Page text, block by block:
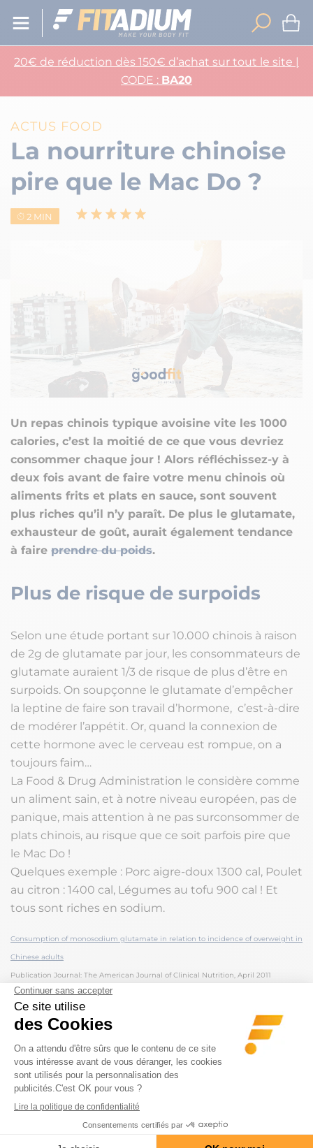
20€ de réduction dès 150€ d’achat sur tout le site |
CODE : BA20
ACTUS FOOD
La nourriture chinoise
pire que le Mac Do ?
2 MIN
Un repas chinois typique avoisine vite les 1000
calories, c’est la moitié de ce que vous devriez
consommer chaque jour ! Alors réfléchissez-y à
deux fois avant de faire votre menu chinois où
aliments frits et plats en sauce, sont souvent
plus riches qu’il n’y paraît. De plus le glutamate,
exhausteur de goût, aurait également tendance
à faire prendre du poids.
Plus de risque de surpoids
Selon une étude portant sur 10.000 chinois à raison
de 2g de glutamate par jour, les consommateurs de
glutamate auraient 1/3 de risque de plus d’être en
surpoids. On soupçonne le glutamate d’empêcher
la leptine de faire son travail d’hormone, c’est-à-dire
de modérer l’appétit. Or, quand la connexion de
cette hormone avec le cerveau est rompue, on a
toujours faim…
La Food & Drug Administration le considère comme
un aliment sain, et à notre niveau européen, pas de
panique, mais attention à ne pas surconsommer de
plats chinois, au risque que ce soit parfois pire que
le Mac Do !
Quelques exemple : Porc aigre-doux 1300 cal, Poulet
au citron : 1400 cal, Légumes au tofu 900 cal ! Et
tous sont riches en sodium.
Consumption of monosodium glutamate in relation to incidence of overweight in
Chinese adults
Publication Journal: The American Journal of Clinical Nutrition, April 2011
By Ka He, Shufa Du
From the University of North Carolina, Chapel Hill, NC
Noter l'article
(1 VOTE, MOYENNE: 5/5)